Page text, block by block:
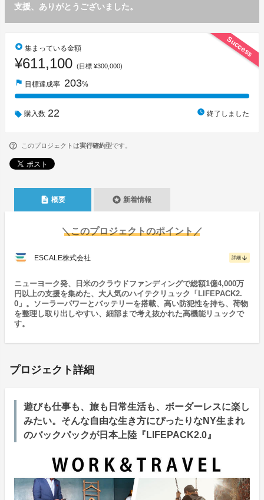
支援、ありがとうございました。
Success
stars 集まっている金額
¥611,100 (目標 ¥300,000)
flag 目標達成率 203%
購入数 22 watch_later 終了しました
このプロジェクトは実行確約型です。
description 概要 stars 新着情報
＼このプロジェクトのポイント／
ESCALE株式会社 詳細 arrow_downward
ニューヨーク発、日米のクラウドファンディングで総額1億4,000万
円以上の支援を集めた、大人気のハイテクリュック「LIFEPACK2.
0」。ソーラーパワーとバッテリーを搭載、高い防犯性を持ち、荷物
を整理し取り出しやすい、細部まで考え抜かれた高機能リュックで
す。
プロジェクト詳細
遊びも仕事も、旅も日常生活も、ボーダーレスに楽し
みたい。そんな自由な生き方にぴったりなNY生まれ
のバックパックが日本上陸『​LIFEPACK2.0』